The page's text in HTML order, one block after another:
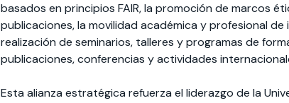
basados en principios FAIR, la promoción de marcos
publicaciones, la movilidad académica y profesional
realización de seminarios, talleres y programas de
publicaciones, conferencias y actividades
Esta alianza estratégica refuerza el liderazgo de la